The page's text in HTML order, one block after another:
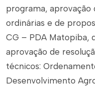
programa, aprovação
ordinárias e de
CG – PDA Matopiba,
aprovação de
técnicos:
Desenvolvimento